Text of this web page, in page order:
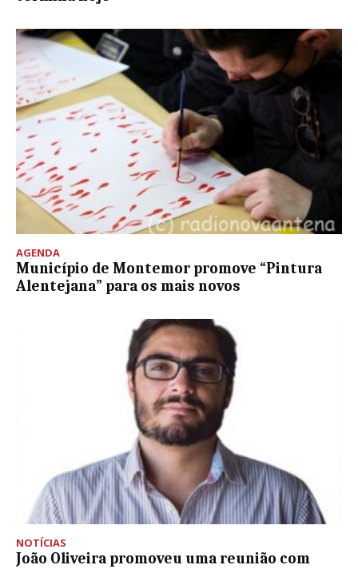
AGENDA
Município de Montemor promove “Pintura
Alentejana” para os mais novos
NOTÍCIAS
João Oliveira promoveu uma reunião com